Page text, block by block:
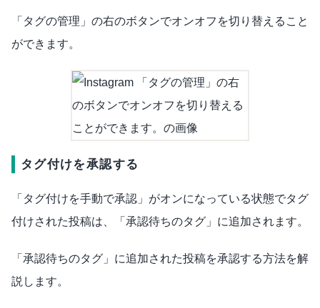
「タグの管理」の右のボタンでオンオフを切り替えること
ができます。
タグ付けを承認する
「タグ付けを手動で承認」がオンになっている状態でタグ
付けされた投稿は、「承認待ちのタグ」に追加されます。
「承認待ちのタグ」に追加された投稿を承認する方法を解
説します。